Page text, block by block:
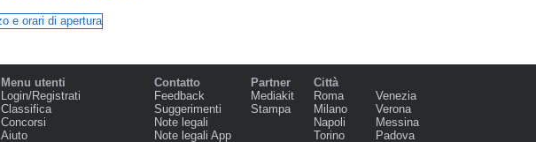
Menu utenti
Login/Registrati
Classifica
Concorsi
Aiuto
Contatto
Feedback
Suggerimenti
Note legali
Note legali App
Partner
Mediakit
Stampa
Città
Roma
Milano
Napoli
Torino
Venezia
Verona
Messina
Padova